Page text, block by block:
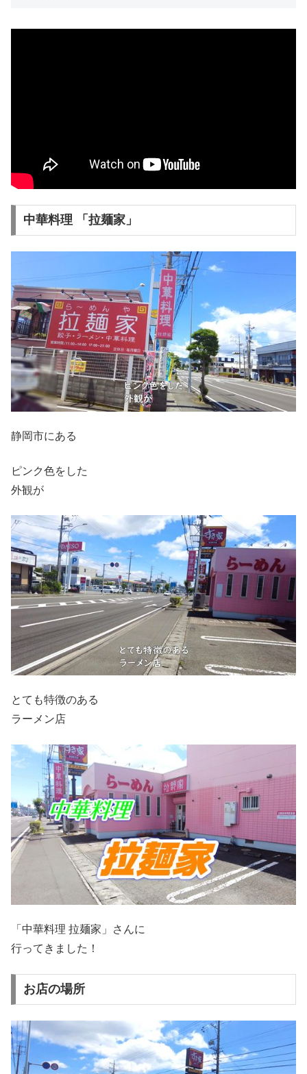
中華料理 「拉麺家」
静岡市にある
ピンク色をした
外観が
とても特徴のある
ラーメン店
「中華料理 拉麺家」さんに
行ってきました！
お店の場所